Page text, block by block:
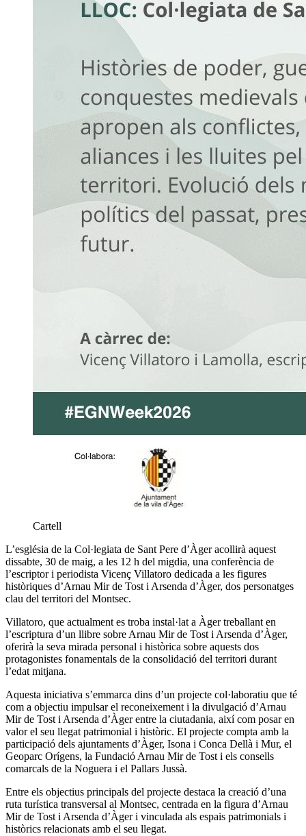
Cartell
L’església de la Col·legiata de Sant Pere d’Àger acollirà aquest
dissabte, 30 de maig, a les 12 h del migdia, una conferència de
l’escriptor i periodista Vicenç Villatoro dedicada a les figures
històriques d’Arnau Mir de Tost i Arsenda d’Àger, dos personatges
clau del territori del Montsec.
Villatoro, que actualment es troba instal·lat a Àger treballant en
l’escriptura d’un llibre sobre Arnau Mir de Tost i Arsenda d’Àger,
oferirà la seva mirada personal i històrica sobre aquests dos
protagonistes fonamentals de la consolidació del territori durant
l’edat mitjana.
Aquesta iniciativa s’emmarca dins d’un projecte col·laboratiu que té
com a objectiu impulsar el reconeixement i la divulgació d’Arnau
Mir de Tost i Arsenda d’Àger entre la ciutadania, així com posar en
valor el seu llegat patrimonial i històric. El projecte compta amb la
participació dels ajuntaments d’Àger, Isona i Conca Dellà i Mur, el
Geoparc Orígens, la Fundació Arnau Mir de Tost i els consells
comarcals de la Noguera i el Pallars Jussà.
Entre els objectius principals del projecte destaca la creació d’una
ruta turística transversal al Montsec, centrada en la figura d’Arnau
Mir de Tost i Arsenda d’Àger i vinculada als espais patrimonials i
històrics relacionats amb el seu llegat.